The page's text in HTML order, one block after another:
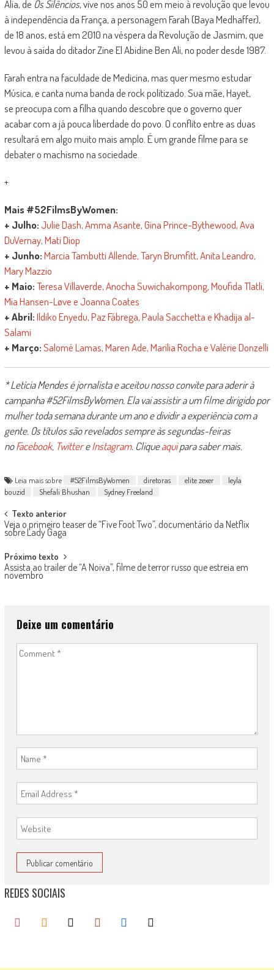
Alia, de Os Silêncios, vive nos anos 50 em meio à revolução que levou
à independência da França, a personagem Farah (Baya Medhaffer),
de 18 anos, está em 2010 na véspera da Revolução de Jasmim, que
levou à saída do ditador Zine El Abidine Ben Ali, no poder desde 1987.
Farah entra na faculdade de Medicina, mas quer mesmo estudar
Música, e canta numa banda de rock politizado. Sua mãe, Hayet,
se preocupa com a filha quando descobre que o governo quer
acabar com a já pouca liberdade do povo. O conflito entre as duas
resultará em algo muito mais amplo. É um grande filme para se
debater o machismo na sociedade.
+
Mais #52FilmsByWomen:
+ Julho: Julie Dash, Amma Asante, Gina Prince-Bythewood, Ava
DuVernay, Mati Diop
+ Junho:Marcia Tambutti Allende, Taryn Brumfitt, Anita Leandro,
Mary Mazzio
+ Maio:Teresa Villaverde, Anocha Suwichakornpong, Moufida Tlatli,
Mia Hansen-Løve e Joanna Coates
+ Abril:Ildiko Enyedu, Paz Fábrega, Paula Sacchetta e Khadija al-
Salami
+ Março:Salomé Lamas, Maren Ade, Marília Rocha e Valérie Donzelli
* Letícia Mendes é jornalista e aceitou nosso convite para aderir à
campanha #52FilmsByWomen. Ela vai assistir a um filme dirigido por
mulher toda semana durante um ano e dividir a experiência com a
gente. Os títulos são revelados sempre às segundas-feiras
noFacebook, TwittereInstagram. Cliqueaquipara saber mais.
Leia mais sobre #52FilmsByWomen diretoras elite zexer
leyla
bouzid
Shefali Bhushan Sydney Freeland
Post
navigation
Texto anterior
Veja o primeiro teaser de “Five Foot Two”, documentário da Netflix
sobre Lady Gaga
Próximo texto
Assista ao trailer de “A Noiva”, filme de terror russo que estreia em
novembro
Deixe um comentário
REDES SOCIAIS